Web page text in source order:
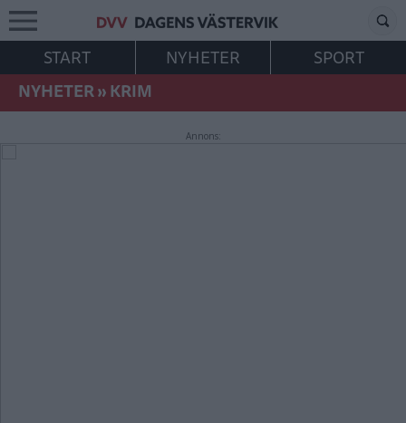
START NYHETER
SPORT
NYHETER»KRIM
Annons: